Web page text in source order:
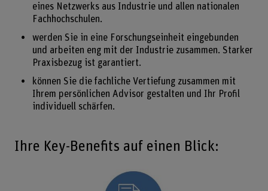
eines Netzwerks aus Industrie und allen nationalen
Fachhochschulen.
werden Sie in eine Forschungseinheit eingebunden
und arbeiten eng mit der Industrie zusammen. Starker
Praxisbezug ist garantiert.
können Sie die fachliche Vertiefung zusammen mit
Ihrem persönlichen Advisor gestalten und Ihr Profil
individuell schärfen.
Ihre Key-Benefits auf einen Blick: